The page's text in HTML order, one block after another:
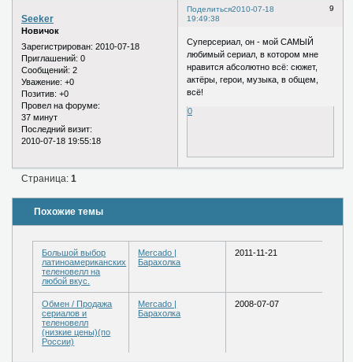
Поделиться 9
2010-07-18
19:49:38
Seeker
Новичок
Зарегистрирован: 2010-07-18
Приглашений: 0
Сообщений: 2
Уважение: +0
Позитив: +0
Провел на форуме:
37 минут
Последний визит:
2010-07-18 19:55:18
Суперсериал, он - мой САМЫЙ
любимый сериал, в котором мне
нравится абсолютно всё: сюжет,
актёры, герои, музыка, в общем,
всё!
0
Страница:1
Похожие темы
Большой выбор
латиноамериканских
теленовелл на
любой вкус.
Mercado |
Барахолка
2011-11-21
Обмен / Продажа
сериалов и
теленовелл
(низкие цены)(по
России)
Mercado |
Барахолка
2008-07-07